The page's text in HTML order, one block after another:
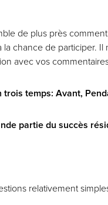
de plus près
la chance de participer.
avec vos
trois temps: Avant,
partie du succès
relativement